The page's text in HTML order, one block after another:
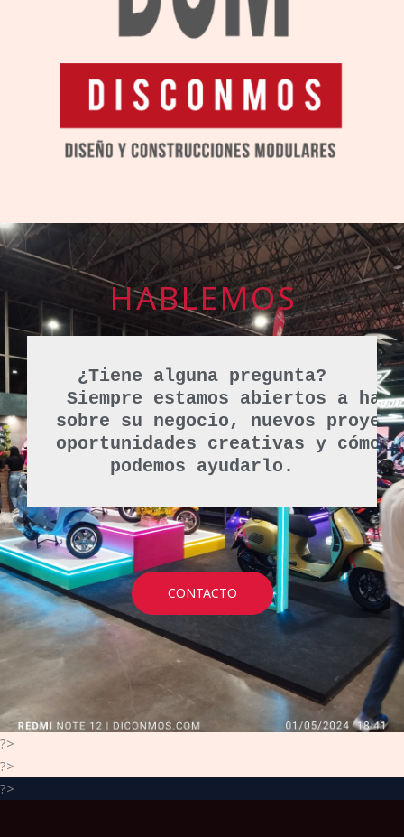
HABLEMOS
¿Tiene alguna pregunta?
Siempre estamos abiertos a
sobre su negocio, nuevos
oportunidades creativas y cómo
podemos ayudarlo.
CONTACTO
?>
?>
?>